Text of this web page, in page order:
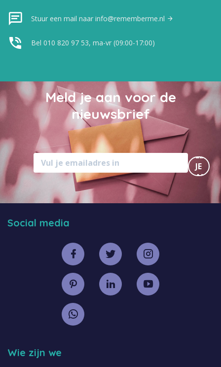
Stuur een mail naar info@rememberme.nl
Bel 010 820 97 53, ma-vr (09:00-17:00)
Meld je aan voor de
nieuwsbrief
MELD
JE
AAN
Wie zijn we
Social media